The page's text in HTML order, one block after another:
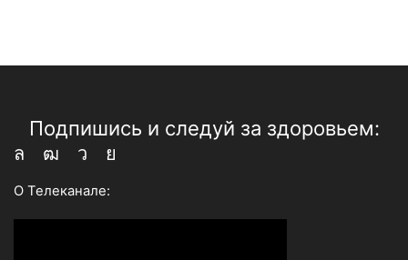
Подпишись и следуй за здоровьем:
Whatsapp
YoutubeTelegram
Vk
О Телеканале: